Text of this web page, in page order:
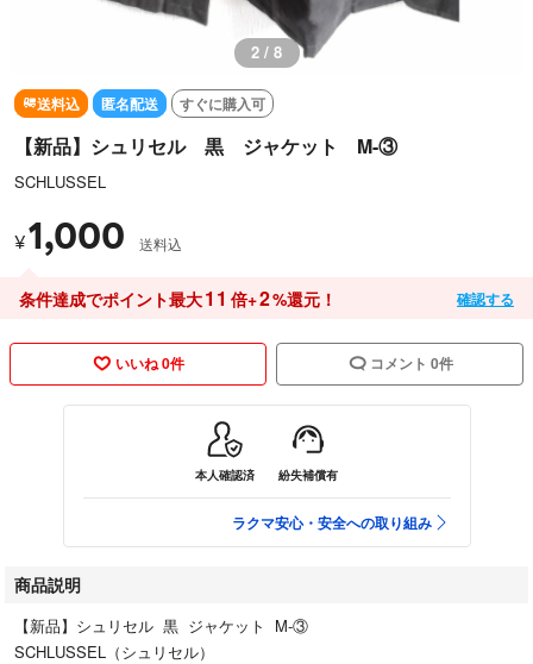
2 / 8
送料込 匿名配送 すぐに購入可
【新品】シュリセル 黒 ジャケット M-③
SCHLUSSEL
¥1,000 送料込
条件達成でポイント最大11 倍+2%還元！ 確認する
いいね 0件 コメント 0件
本人確認済 紛失補償有
ラクマ安心・安全への取り組み
商品説明
【新品】シュリセル 黒 ジャケット M-③
SCHLUSSEL（シュリセル）